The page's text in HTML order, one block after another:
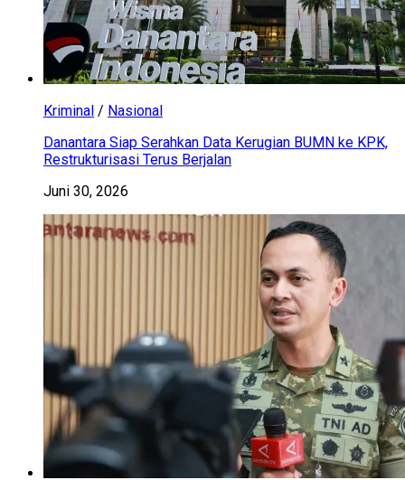
Kriminal / Nasional
Danantara Siap Serahkan Data Kerugian BUMN ke KPK,
Restrukturisasi Terus Berjalan
Juni 30, 2026